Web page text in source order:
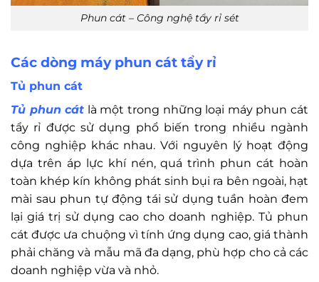
Phun cát – Công nghệ tẩy rỉ sét
Các dòng máy phun cát tẩy rỉ
Tủ phun cát
Tủ phun cát là một trong những loại máy phun cát
tẩy rỉ được sử dụng phổ biến trong nhiều ngành
công nghiệp khác nhau. Với nguyên lý hoạt động
dựa trên áp lực khí nén, quá trình phun cát hoàn
toàn khép kín không phát sinh bụi ra bên ngoài, hạt
mài sau phun tự động tái sử dụng tuần hoàn đem
lại giá trị sử dụng cao cho doanh nghiệp. Tủ phun
cát được ưa chuộng vì tính ứng dụng cao, giá thành
phải chăng và mẫu mã đa dạng, phù hợp cho cả các
doanh nghiệp vừa và nhỏ.